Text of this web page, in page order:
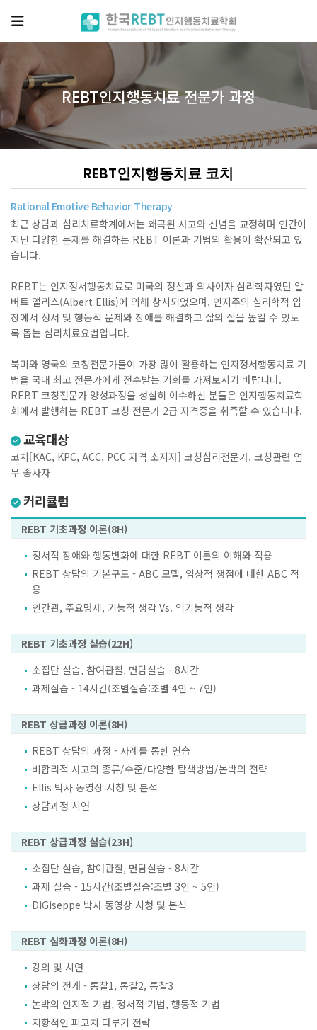
REBT인지행동치료 전문가 과정
REBT인지행동치료 코치
Rational Emotive Behavior Therapy
최근 상담과 심리치료학계에서는 왜곡된 사고와 신념을 교정하며 인간이
지닌 다양한 문제를 해결하는 REBT 이론과 기법의 활용이 확산되고 있
습니다.
REBT는 인지정서행동치료로 미국의 정신과 의사이자 심리학자였던 알
버트 앨리스(Albert Ellis)에 의해 창시되었으며, 인지주의 심리학적 입
장에서 정서 및 행동적 문제와 장애를 해결하고 삶의 질을 높일 수 있도
록 돕는 심리치료요법입니다.
북미와 영국의 코칭전문가들이 가장 많이 활용하는 인지정서행동치료 기
법을 국내 최고 전문가에게 전수받는 기회를 가져보시기 바랍니다.
REBT 코칭전문가 양성과정을 성실히 이수하신 분들은 인지행동치료학
회에서 발행하는 REBT 코칭 전문가 2급 자격증을 취즉할 수 있습니다.
교육대상
코치[KAC, KPC, ACC, PCC 자격 소지자] 코칭심리전문가, 코칭관련 업
무 종사자
커리큘럼
REBT 기초과정 이론(8H)
정서적 장애와 행동변화에 대한 REBT 이론의 이해와 적용
REBT 상담의 기본구도 - ABC 모델, 임상적 쟁점에 대한 ABC 적
용
인간관, 주요명제, 기능적 생각 Vs. 역기능적 생각
REBT 기초과정 실습(22H)
소집단 실습, 참여관찰, 면담실습 - 8시간
과제실습 - 14시간(조별실습:조별 4인 ~ 7인)
REBT 상급과정 이론(8H)
REBT 상담의 과정 - 사례를 통한 연습
비합리적 사고의 종류/수준/다양한 탐색방법/논박의 전략
Ellis 박사 동영상 시청 및 분석
상담과정 시연
REBT 상급과정 실습(23H)
소집단 실습, 참여관찰, 면담실습 - 8시간
과제 실습 - 15시간(조별실습:조별 3인 ~ 5인)
DiGiseppe 박사 동영상 시청 및 분석
REBT 심화과정 이론(8H)
강의 및 시연
상담의 전개 - 통찰1, 통찰2, 통찰3
논박의 인지적 기법, 정서적 기법, 행동적 기법
저항적인 피코치 다루기 전략